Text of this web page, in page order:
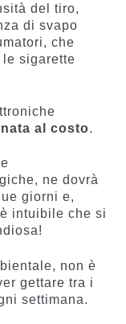
del tiro,
di svapo
che
sigarette
al costo.
ne dovrà
giorni e,
intuibile che si
non è
gettare tra i
settimana.